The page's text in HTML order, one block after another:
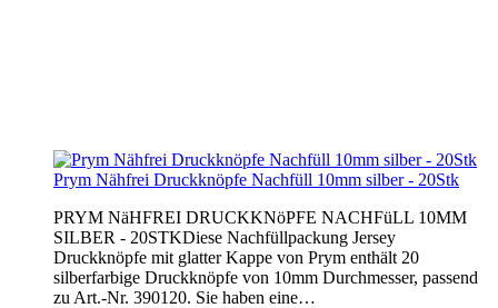
Prym Nähfrei Druckknöpfe Nachfüll 10mm silber - 20Stk
PRYM NäHFREI DRUCKKNöPFE NACHFüLL 10MM
SILBER - 20STKDiese Nachfüllpackung Jersey
Druckknöpfe mit glatter Kappe von Prym enthält 20
silberfarbige Druckknöpfe von 10mm Durchmesser, passend
zu Art.-Nr. 390120. Sie haben eine…